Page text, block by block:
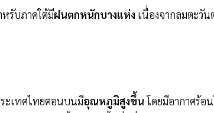
รับภาคใต้มีฝนตกหนักบางแห่ง เนื่องจากลมตะวั
ะเทศไทยตอนบนมีอุณหภูมิสูงขึ้นโดยมีอากาศร้อ